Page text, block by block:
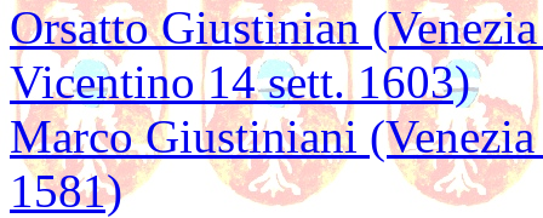
Orsatto Giustinian
Vicentino 14 sett. 1603)
Marco Giustiniani
1581)